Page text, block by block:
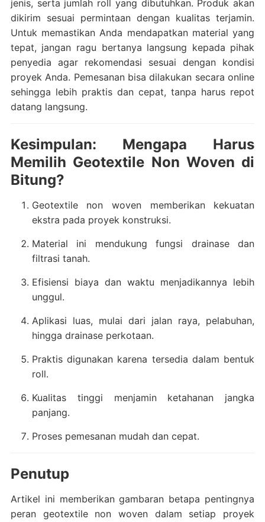
jenis, serta jumlah roll yang dibutuhkan. Produk akan
dikirim sesuai permintaan dengan kualitas terjamin.
Untuk memastikan Anda mendapatkan material yang
tepat, jangan ragu bertanya langsung kepada pihak
penyedia agar rekomendasi sesuai dengan kondisi
proyek Anda. Pemesanan bisa dilakukan secara online
sehingga lebih praktis dan cepat, tanpa harus repot
datang langsung.
Kesimpulan: Mengapa Harus
Memilih Geotextile Non Woven di
Bitung?
Geotextile non woven memberikan kekuatan
ekstra pada proyek konstruksi.
Material ini mendukung fungsi drainase dan
filtrasi tanah.
Efisiensi biaya dan waktu menjadikannya lebih
unggul.
Aplikasi luas, mulai dari jalan raya, pelabuhan,
hingga drainase perkotaan.
Praktis digunakan karena tersedia dalam bentuk
roll.
Kualitas tinggi menjamin ketahanan jangka
panjang.
Proses pemesanan mudah dan cepat.
Penutup
Artikel ini memberikan gambaran betapa pentingnya
peran geotextile non woven dalam setiap proyek